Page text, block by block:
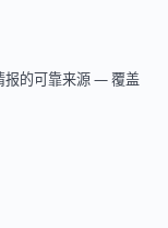
报的可靠来源 — 覆盖